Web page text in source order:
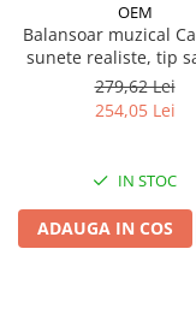
OEM
Balansoar muzical
sunete realiste, tip
roti - Crem
279,62 Lei
254,05 Lei
IN STOC
ADAUGA IN COS